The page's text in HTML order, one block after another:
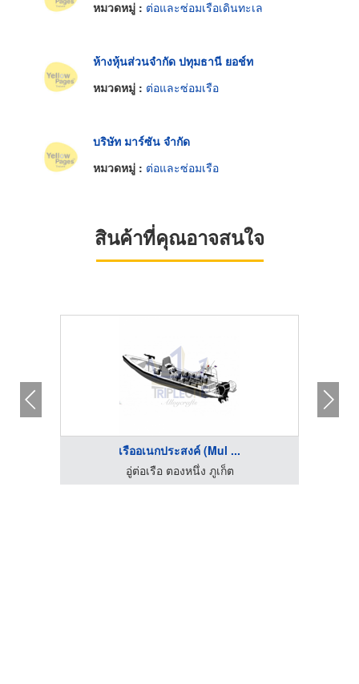
หมวดหมู่ : ต่อและซ่อมเรือเดินทะเล
ห้างหุ้นส่วนจำกัด ปทุมธานี ยอช์ท
หมวดหมู่ : ต่อและซ่อมเรือ
บริษัท มาร์ซัน จำกัด
หมวดหมู่ : ต่อและซ่อมเรือ
สินค้าที่คุณอาจสนใจ
เรืออเนกประสงค์ (Mul ...
อู่ต่อเรือ ตองหนึ่ง ภูเก็ต